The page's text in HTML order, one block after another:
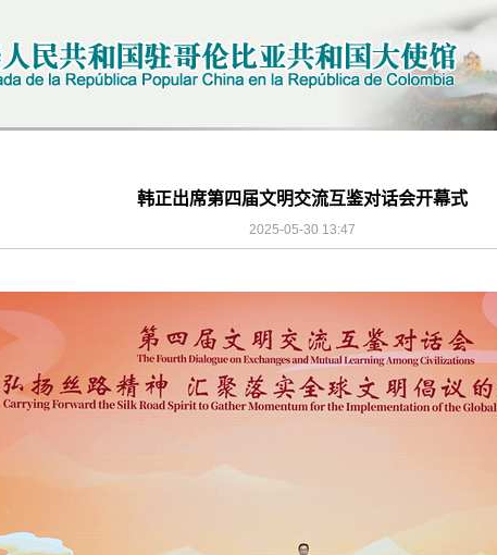
韩正出席第四届文明交流互鉴对话会开幕式
2025-05-30 13:47